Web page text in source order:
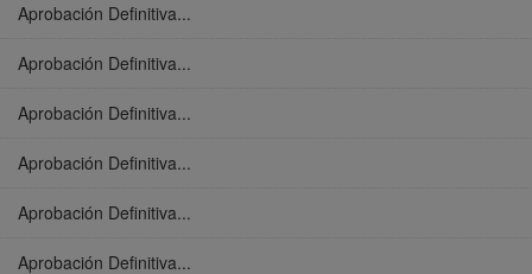
Aprobación Definitiva...
Aprobación Definitiva...
Aprobación Definitiva...
Aprobación Definitiva...
Aprobación Definitiva...
Aprobación Definitiva...